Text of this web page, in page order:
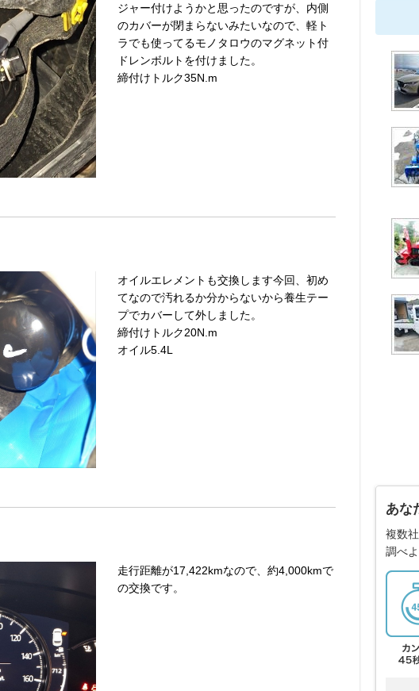
ジャー付けようかと思ったのですが、内側
のカバーが閉まらないみたいなので、軽ト
ラでも使ってるモノタロウのマグネット付
ドレンボルトを付けました。
締付けトルク35N.m
オイルエレメントも交換します今回、初め
てなので汚れるか分からないから養生テー
プでカバーして外しました。
締付けトルク20N.m
オイル5.4L
走行距離が17,422kmなので、約4,000kmで
の交換です。
あな
複数
調べよ